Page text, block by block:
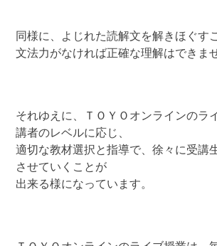
同様に、よじれた読解文を解きほぐす
文法力がなければ正確な理解はできま
それゆえに、ＴＯＹＯオンラインのラ
講者のレベルに応じ、
適切な教材選択と指導で、徐々に受講
させていくことが
出来る様になっています。